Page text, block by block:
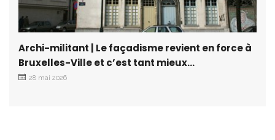
Archi-militant | Le façadisme revient en force à
Bruxelles-Ville et c’est tant mieux…
28 mai 2026